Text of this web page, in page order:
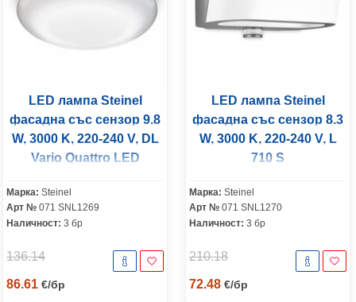
LED лампа Steinel
фасадна със сензор 9.8
W, 3000 K, 220-240 V, DL
Vario Quattro LED
Марка: Steinel
Арт № 071 SNL1269
Наличност: 3 бр
136.14
86.61 €/бр
LED лампа Steinel
фасадна със сензор 8.3
W, 3000 K, 220-240 V, L
710 S
Марка: Steinel
Арт № 071 SNL1270
Наличност: 3 бр
210.18
72.48 €/бр